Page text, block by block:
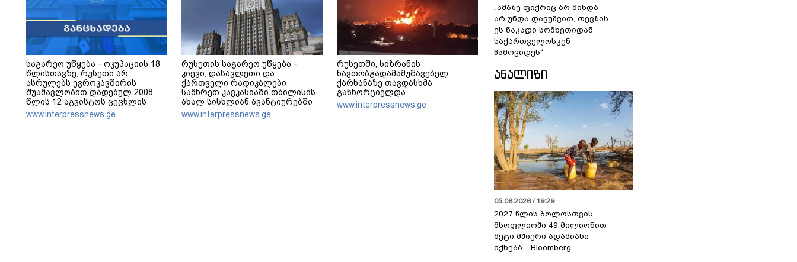
საგარეო უწყება - ოკუპაციის 18
წლისთავზე, რუსეთი არ
ასრულებს ევროკავშირის
შუამავლობით დადებულ 2008
წლის 12 აგვისტოს ცეცხლის
შეწყვეტის შეთანხმებას - მეტიც,
აფართოებს საკუთარ უკანონო
www.interpressnews.ge
რუსეთის საგარეო უწყება -
კიევი, დასავლეთი და
ქართველი რადიკალები
სამხრეთ კავკასიაში თბილისის
ახალ სისხლიან ავანტიურებში
ჩათრევას ცდილობენ
www.interpressnews.ge
რუსეთში, სიზრანის
ნავთობგადამამუშავებელ
ქარხანაზე თავდასხმა
განხორციელდა
www.interpressnews.ge
„ამაზე ფიქრიც არ მინდა -
არ უნდა დავუშვათ, თევზის
ეს ნაკადი სომხეთიდან
საქართველოსკენ
წამოვიდეს“
ᲐᲜᲐᲚᲘᲖᲘ
05.08.2026 / 19:29
2027 წლის ბოლოსთვის
მსოფლიოში 49 მილიონით
მეტი მშიერი ადამიანი
იქნება - Bloomberg